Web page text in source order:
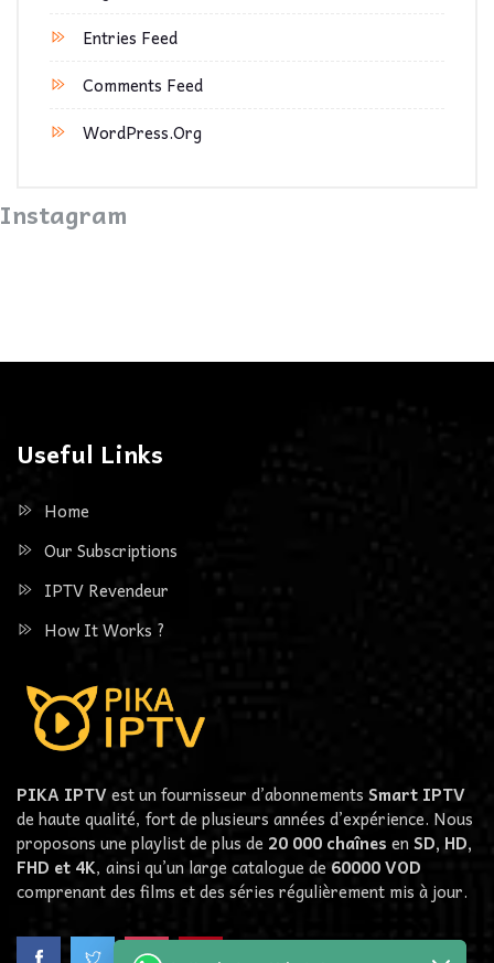
Entries Feed
Comments Feed
WordPress.org
Instagram
Useful Links
Home
Our Subscriptions
IPTV Revendeur
How It Works ?
PIKA IPTVest un fournisseur d’abonnements Smart IPTV
de haute qualité, fort de plusieurs années d’expérience. Nous
proposons une playlist de plus de 20 000 chaînes en SD, HD,
FHD et 4K, ainsi qu’un large catalogue de 60000VOD
comprenant des films et des séries régulièrement mis à jour.